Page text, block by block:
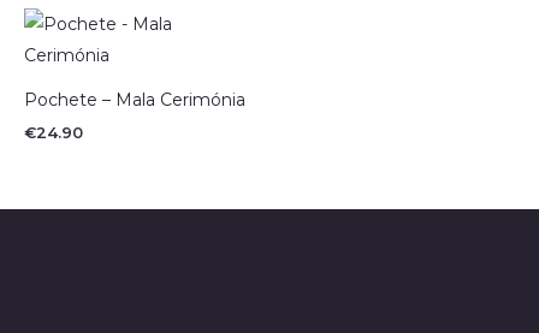
Pochete – Mala Cerimónia
€24.90